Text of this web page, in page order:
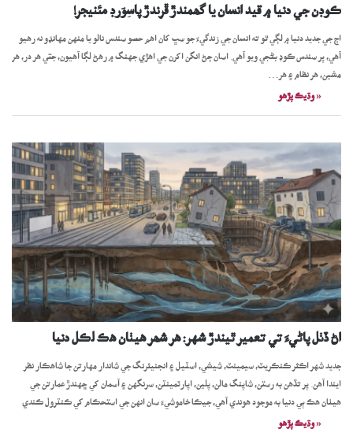
ڪوڊن جي دنيا ۾ قيد انسان يا گھمندڙ ڦرندڙ پاسِوَرڊ مئنيجر!
اڄ جي جديد دنيا ۾ لڳي ٿو ته انسان جي زندگيءَ جو سڀ کان اهم حصو سندس نالو يا منهن مهانڊو نه رهيو
آهي، پر سندس ڪوڊ بڻجي ويو آهي. اسان ڄڻ انگن اکرن جي اهڙي جهنگ ۾ رهڻ لڳا آهيون، جتي هر در، هر
مشين، هر نظام ۽ هر…
« وڌيڪ پڙھو
اڻ ڏٺل پاڻيءَ تي تعمير ٿيندڙ شهر: ھر شھر ھيٺان ھڪ لڪل دنيا
جديد شهر اڪثر ڪنڪريٽ، سيمينٽ، شيشي، اسٽيل ۽ انجنيئرنگ جي شاندار مهارتن جا شاهڪار نظر
ايندا آهن. پر تڏهن به رستن، شاپنگ مالن، پلين، اپارٽمينٽن، سرنگهن ۽ آسمان کي ڇهندڙ عمارتن جي
هيٺان هڪ ٻي دنيا به موجود هوندي آهي، جيڪا خاموشيءَ سان انهن جي استحڪام کي ڪنٽرول ڪندي
آهي،…« وڌيڪ پڙھو